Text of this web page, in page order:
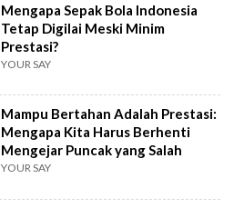
Mengapa Sepak Bola Indonesia
Tetap Digilai Meski Minim
Prestasi?
YOUR SAY
Mampu Bertahan Adalah Prestasi:
Mengapa Kita Harus Berhenti
Mengejar Puncak yang Salah
YOUR SAY